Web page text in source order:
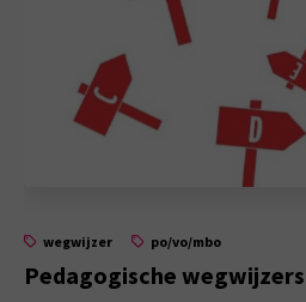
wegwijzer po/vo/mbo
Pedagogische wegwijzers